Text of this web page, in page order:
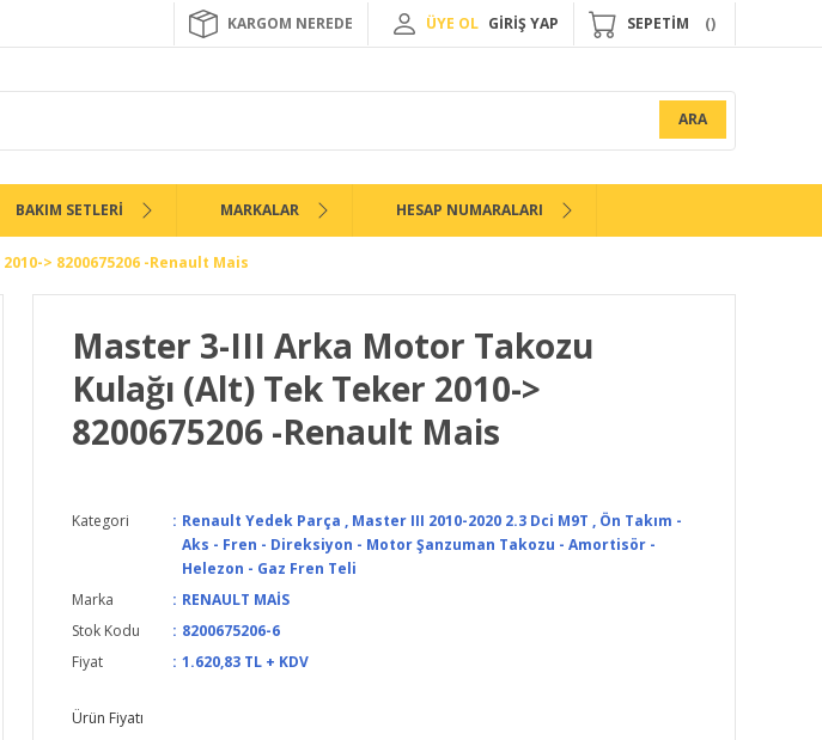
KARGOM NEREDE ÜYE OL GİRİŞ YAP SEPETİM
ARA
BAKIM SETLERİ MARKALAR HESAP NUMARALARI
> 8200675206 -Renault Mais
Master 3-III Arka Motor Takozu
Kulağı (Alt) Tek Teker 2010->
8200675206 -Renault Mais
Kategori Renault Yedek Parça , Master III 2010-2020 2.3 Dci M9T , Ön Takım -
Aks - Fren - Direksiyon - Motor Şanzuman Takozu - Amortisör -
Helezon - Gaz Fren Teli
Marka
RENAULT MAİS
Stok Kodu
8200675206-6
Fiyat
1.620,83 TL + KDV
Ürün Fiyatı